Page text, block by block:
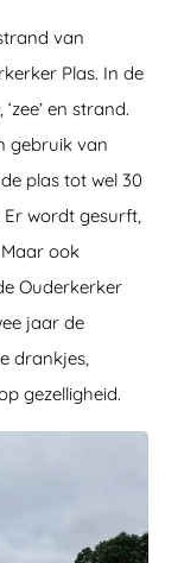
van
Plas. In de
en strand.
gebruik van
plas tot wel 30
Er wordt gesurft,
ook
Ouderkerker
jaar de
drankjes,
gezelligheid.